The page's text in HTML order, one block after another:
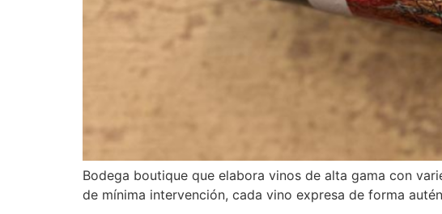
Bodega boutique que elabora vinos de alta gama con
de mínima intervención, cada vino expresa de forma